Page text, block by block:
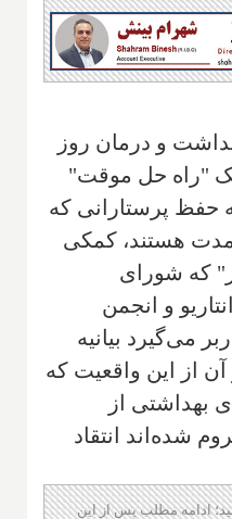
و درمان روز
"راه حل موقت"
حفظ پرستارانی که
هستند، کمکی
که شورای
و انجمن
می‌گیرد بیانیه
از این واقعیت که
بهداشتی از
شده‌اند انتقاد
ادامه مطلب پس از این